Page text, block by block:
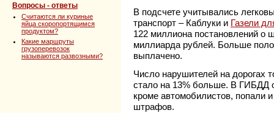
Вопросы - ответы
Считаются ли куриные
яйца скоропортящимся
продуктом?
Какие маршруты
грузоперевозок
называются развозными?
В подсчете учитывались
транспорт – Каблуки и Газели
122 миллиона постановлений о
миллиарда рублей. Больше
выплачено.
Число нарушителей на дорогах
стало на 13% больше. В ГИБДД
кроме автомобилистов,
штрафов.